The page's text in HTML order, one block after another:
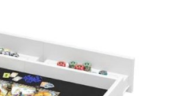
évite le contact
avec leur bout
pointu lorsqu'ils
sont fermés